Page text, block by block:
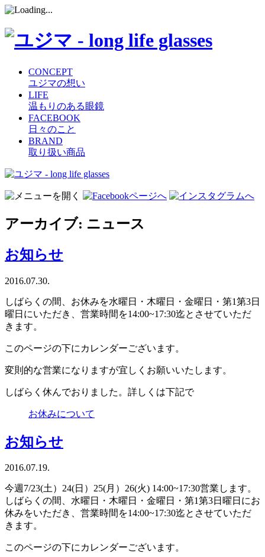
CONCEPT
ユジマの想い
LIFE
温もりのある眼鏡
FACEBOOK
日々のこと
BRAND
取り扱い商品
コ
テ
ツ
ス
キ
プ
アーカイブ: ニュース
お知らせ
2016.07.30.
しばらくの間、お休みを水曜日・木曜日・金曜日・第1第3日
曜日にいただき、営業時間を14:00~17:30迄とさせていただ
きます。
このページの下にカレンダーございます。
変則的な営業になりますが宜しくお願いいたします。
しばらく休んでおりました。詳しくは下記で
お休みについて
お知らせ
2016.07.19.
今週7/23(土）24(日）25(月）26(火) 14:00~17:30営業します。
しばらくの間、水曜日・木曜日・金曜日・第1第3日曜日にお
休みをいただき、営業時間を14:00~17:30迄とさせていただ
きます。
このページの下にカレンダーございます。